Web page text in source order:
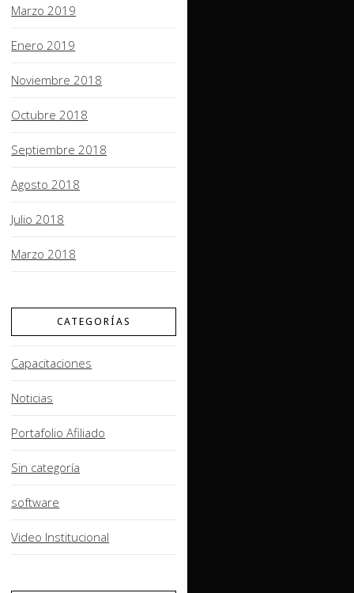
Marzo 2019
Enero 2019
Noviembre 2018
Octubre 2018
Septiembre 2018
Agosto 2018
Julio 2018
Marzo 2018
CATEGORÍAS
Capacitaciones
Noticias
Portafolio Afiliado
Sin categoría
software
Video Institucional